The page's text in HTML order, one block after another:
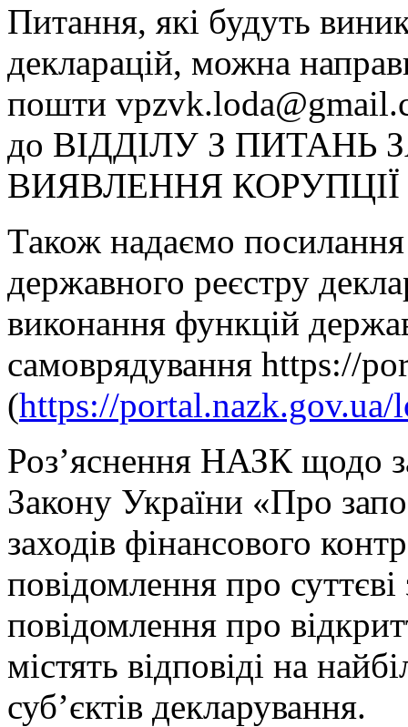
Питання, які будуть
декларацій, можна
пошти
до ВІДДІЛУ З ПИТАНЬ
ВИЯВЛЕННЯ
Також надаємо
державного реєстру
виконання функцій
самоврядування https://
(https://portal.nazk.gov.ua/
Роз’яснення НАЗК щодо
Закону України «Про
заходів фінансового
повідомлення про
повідомлення про
містять відповіді на
суб’єктів декларування.